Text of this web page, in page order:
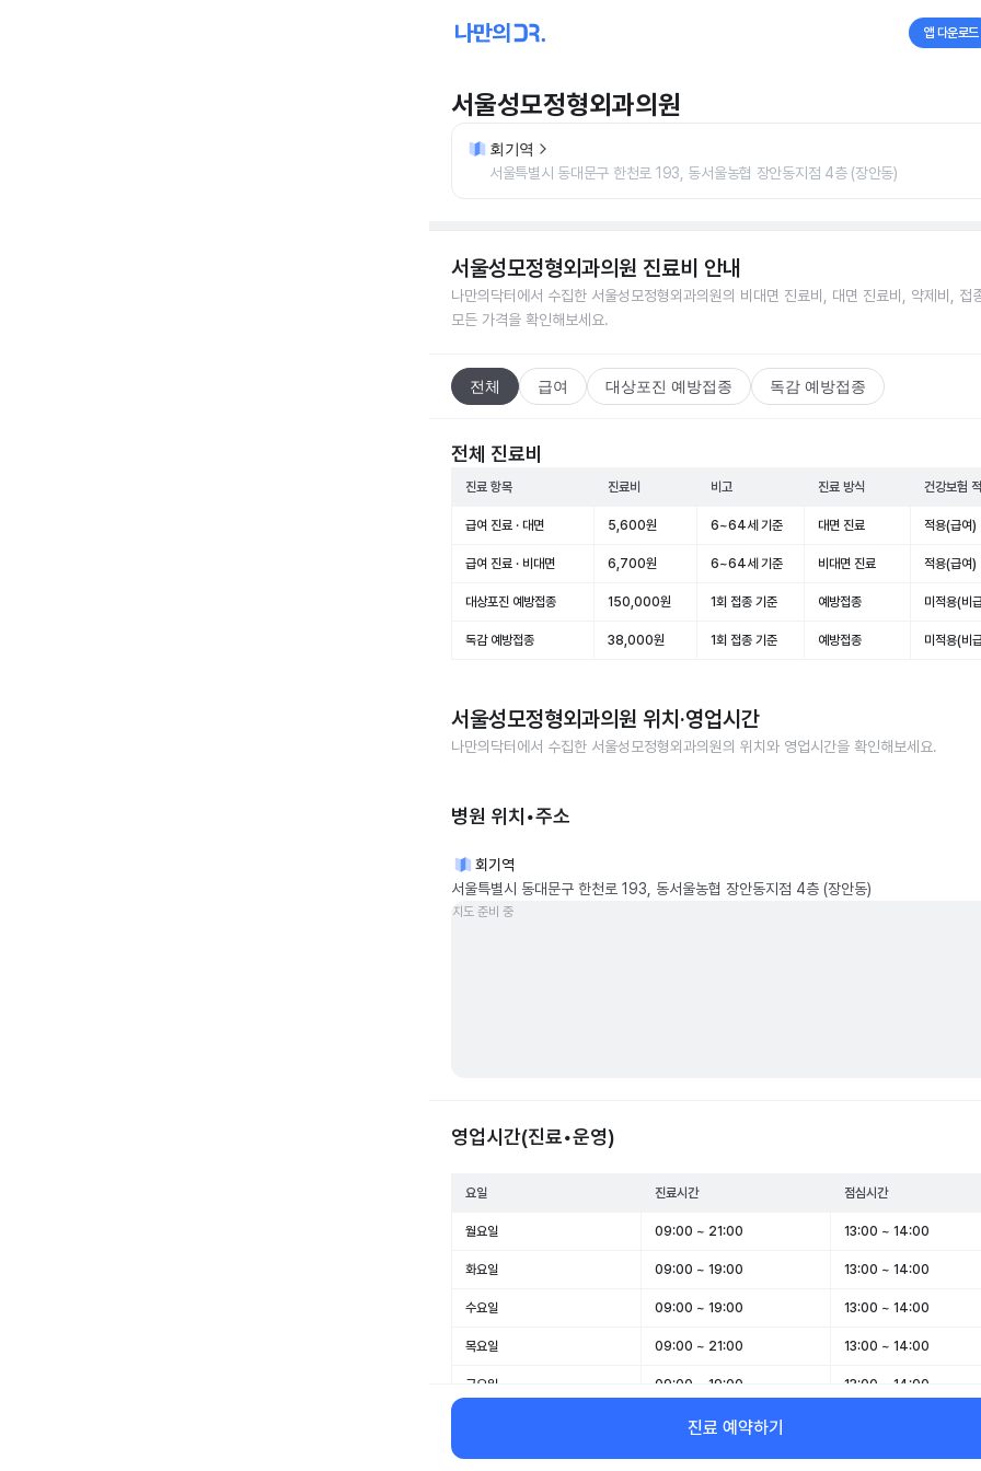
앱 다운로드
서울성모정형외과의원
회기역
서울특별시 동대문구 한천로 193, 동서울농협 장안동지점 4층 (장안동)
서울성모정형외과의원 진료비 안내
나만의닥터에서 수집한 서울성모정형외과의원의 비대면 진료비, 대면 진료비, 약제비, 접
모든 가격을 확인해보세요.
전체 급여 대상포진 예방접종 독감 예방접종
전체 진료비
진료 항목 진료비 비고 진료 방식 건강보험
급여 진료 · 대면 5,600원 6~64세 기준 대면 진료 적용(급여)
급여 진료 · 비대면 6,700원 6~64세 기준 비대면 진료 적용(급여)
대상포진 예방접종 150,000원 1회 접종 기준 예방접종 미적용(비
독감 예방접종 38,000원 1회 접종 기준 예방접종 미적용(비
서울성모정형외과의원 위치·영업시간
나만의닥터에서 수집한 서울성모정형외과의원의 위치와 영업시간을 확인해보세요.
병원 위치•주소
회기역
서울특별시 동대문구 한천로 193, 동서울농협 장안동지점 4층 (장안동)
지도 준비 중
영업시간(진료•운영)
요일 진료시간 점심시간
월요일 09:00 ~ 21:00 13:00 ~ 14:00
화요일 09:00 ~ 19:00 13:00 ~ 14:00
수요일 09:00 ~ 19:00 13:00 ~ 14:00
목요일 09:00 ~ 21:00 13:00 ~ 14:00
금요일 09:00 ~ 19:00 13:00 ~ 14:00
09:00 ~ 14:00
일요일 휴무 -
진료 예약하기